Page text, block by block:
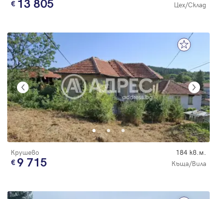
13 805 Цех/Склад
Крушево 184 кв.м.
9 715 Къща/Вила